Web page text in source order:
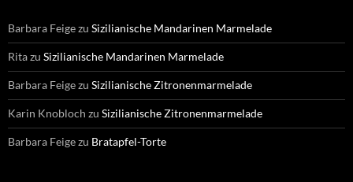
Barbara Feigezu Sizilianische Mandarinen Marmelade
Ritazu Sizilianische Mandarinen Marmelade
Barbara Feigezu Sizilianische Zitronenmarmelade
Karin Knobloch zu Sizilianische Zitronenmarmelade
Barbara Feigezu Bratapfel-Torte